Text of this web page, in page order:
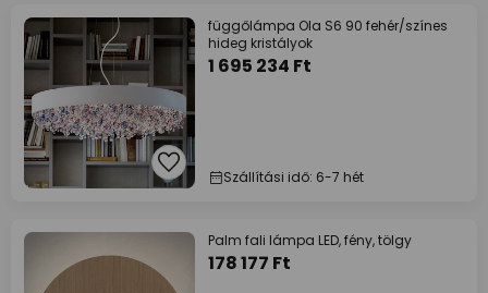
függőlámpa Ola S6 90 fehér/színes
hideg kristályok
1 695 234 Ft
Szállítási idő: 6-7 hét
Palm fali lámpa LED, fény, tölgy
178 177 Ft